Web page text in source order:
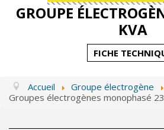
GROUPE
KVA
FICHE
Accueil
Groupe électrogène
Groupes électrogènes monophasé